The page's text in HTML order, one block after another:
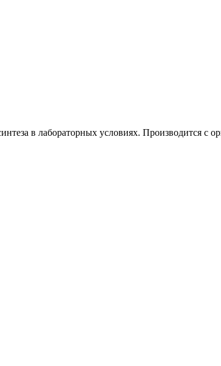
в лабораторных условиях. Производится с